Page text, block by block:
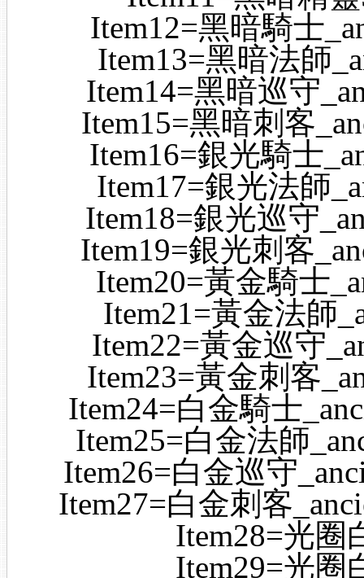
Item12=黑暗騎士
Item13=黑暗法師
Item14=黑暗巡守
Item15=黑暗刺客
Item16=銀光騎士
Item17=銀光法師
Item18=銀光巡守
Item19=銀光刺客
Item20=黃金騎士
Item21=黃金法師
Item22=黃金巡守
Item23=黃金刺客
Item24=白金騎士
Item25=白金法師
Item26=白金巡守
Item27=白金刺客
Item28=光圈
Item29=光圈